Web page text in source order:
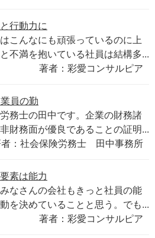
行動力に
こんなにも頑張っているのに上
不満を抱いている社員は結構多...
著者：彩愛コンサルピア
員の勤
務士の田中です。企業の財務諸
財務面が優良であることの証明...
：社会保険労務士 田中事務所
素は能力
なさんの会社もきっと社員の能
を決めていることと思う。でも...
著者：彩愛コンサルピア